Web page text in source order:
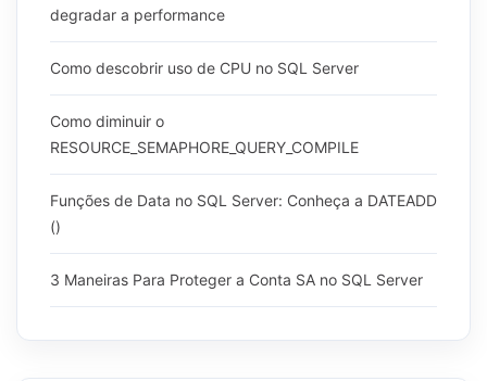
degradar a performance
Como descobrir uso de CPU no SQL Server
Como diminuir o
RESOURCE_SEMAPHORE_QUERY_COMPILE
Funções de Data no SQL Server: Conheça a DATEADD
()
3 Maneiras Para Proteger a Conta SA no SQL Server